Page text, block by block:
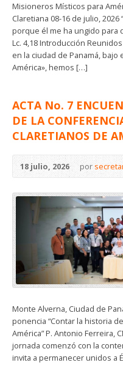
Misioneros Místicos para
Claretiana 08-16 de julio,
porque él me ha ungido para
Lc. 4,18 Introducción
en la ciudad de Panamá,
América», hemos […]
ACTA No. 7
DE LA
CLARETIANOS DE
18 julio, 2026 por
Monte Alverna, Ciudad de
ponencia “Contar la historia
América” P. Antonio Ferreira,
jornada comenzó con la
invita a permanecer unidos a